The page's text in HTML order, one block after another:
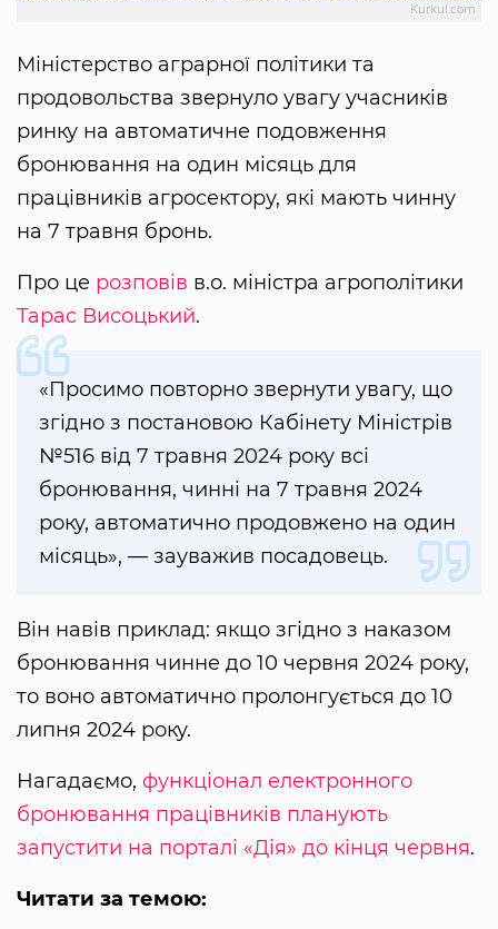
Kurkul.com
Міністерство аграрної політики та
продовольства звернуло увагу учасників
ринку на автоматичне подовження
бронювання на один місяць для
працівників агросектору, які мають чинну
на 7 травня бронь.
Про це розповів в.о. міністра агрополітики
Тарас Висоцький.
«Просимо повторно звернути увагу, що
згідно з постановою Кабінету Міністрів
№516 від 7 травня 2024 року всі
бронювання, чинні на 7 травня 2024
року, автоматично продовжено на один
місяць», — зауважив посадовець.
Він навів приклад: якщо згідно з наказом
бронювання чинне до 10 червня 2024 року,
то воно автоматично пролонгується до 10
липня 2024 року.
Нагадаємо, функціонал електронного
бронювання працівників планують
запустити на порталі «Дія» до кінця червня.
Читати за темою: